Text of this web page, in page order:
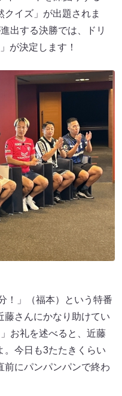
クイズ」が出題されま
出する決勝では、ドリ
が決定します！
！」（福本）という特番
藤さんにかなり助けてい
お礼を述べると、近藤
今日も3たたきくらい
前にパンパンパンで終わ